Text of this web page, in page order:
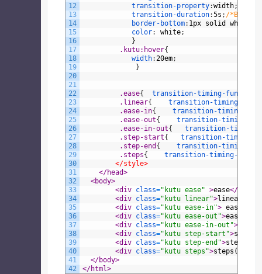
12
13
14
15
16
17
18
19
20
21
22
23
24
25
26
27
28
29
30
31
32
33
34
35
36
37
38
39
40
41
42
transition-property:width;
transition-duration:5s ; /*Bir
border-bottom: 1px solid white
color: white;
}
.kutu:hover{
width:20em;
}
.ease{ transition-timing-function
.linear{
transition-timing-
.ease-in{
transition-timing-
.ease-out{
transition-timing-
.ease-in-out{
transition-timing-
.step-start{
transition-timing-
.step-end {
transition-timing-
.steps{
transition-timing-
</style>
</head>
<body>
<div class="kutu ease" >ease</div>
<div class="kutu linear">linear
<div class="kutu ease-in"> ease-in
<div class="kutu ease-out">ease-out
<div class="kutu ease-in-out">
<div class="kutu step-start">step-
<div class="kutu step-end">step-end
<div class="kutu steps">
</body>
</html>